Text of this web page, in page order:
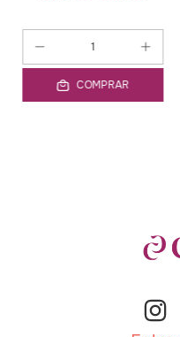
COMPRAR